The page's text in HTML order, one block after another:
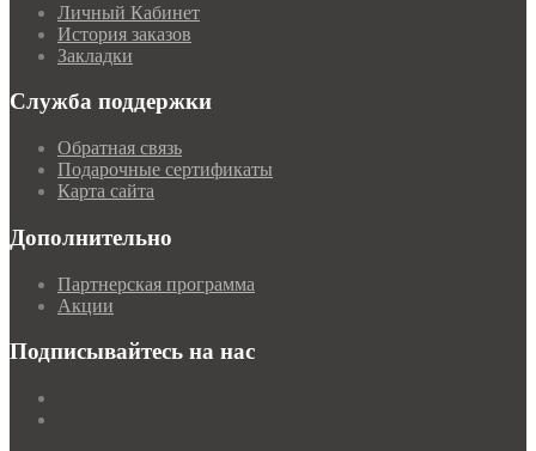
Личный Кабинет
История заказов
Закладки
Служба поддержки
Обратная связь
Подарочные сертификаты
Карта сайта
Дополнительно
Партнерская программа
Акции
Подписывайтесь на нас